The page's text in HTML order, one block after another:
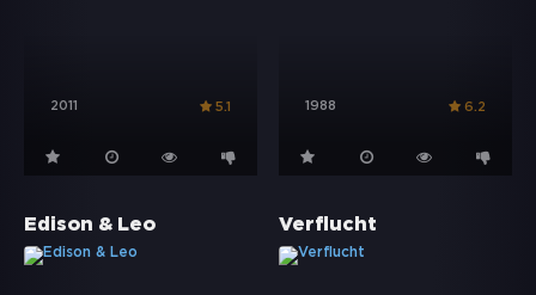
2011 5.1 1988 6.2
Edison & Leo Verflucht